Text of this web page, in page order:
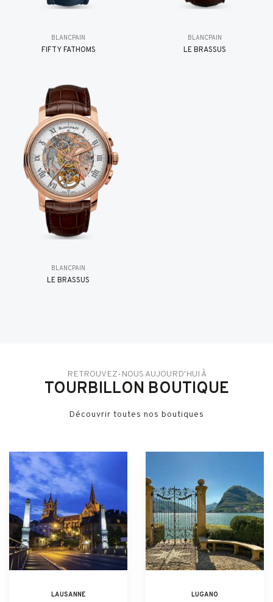
BLANCPAIN
FIFTY FATHOMS
BLANCPAIN
LE BRASSUS
BLANCPAIN
LE BRASSUS
RETROUVEZ-NOUS AUJOURD'HUI À
TOURBILLON BOUTIQUE
Découvrir toutes nos boutiques
LAUSANNE LUGANO